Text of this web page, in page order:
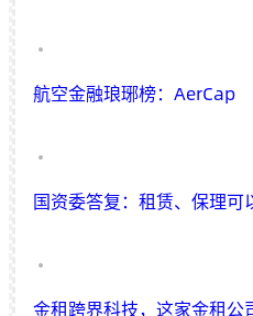
航空金融琅琊榜：AerCap
国资委答复：租赁、保理可
金租跨界科技，这家金租公